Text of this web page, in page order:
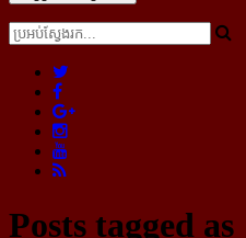
Posts tagged